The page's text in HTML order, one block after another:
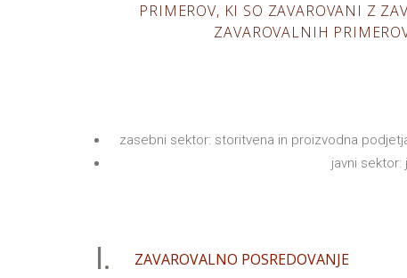
PRIMEROV, KI SO ZAVAROVANI Z
ZAVAROVALNIH
zasebni sektor: storitvena in proizvodna
javni sektor:
I. ZAVAROVALNO POSREDOVANJE